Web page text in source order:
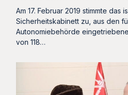
Am 17. Februar 2019 stimmte das
Sicherheitskabinett zu, aus den
Autonomiebehörde
von 118…